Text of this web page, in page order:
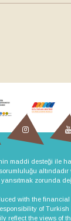
maddi desteği ile
yansıtmak zorunda
with the financial
of
reflect the views of